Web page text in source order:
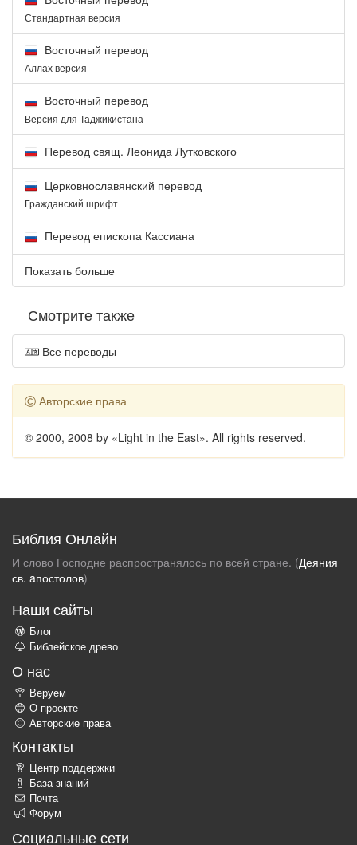
Стандартная версия
Восточный перевод
Аллах версия
Восточный перевод
Версия для Таджикистана
Перевод свящ. Леонида Лутковского
Церковнославянский перевод
Гражданский шрифт
Перевод епископа Кассиана
Показать больше
Смотрите также
Все переводы
Авторские права
© 2000, 2008 by «Light in the East». All rights reserved.
Библия Онлайн
И слово Господне распространялось по всей стране. (Деяния
св. aпостолов)
Наши сайты
Блог
Библейское древо
О нас
Веруем
О проекте
Авторские права
Контакты
Центр поддержки
База знаний
Почта
Форум
Социальные сети